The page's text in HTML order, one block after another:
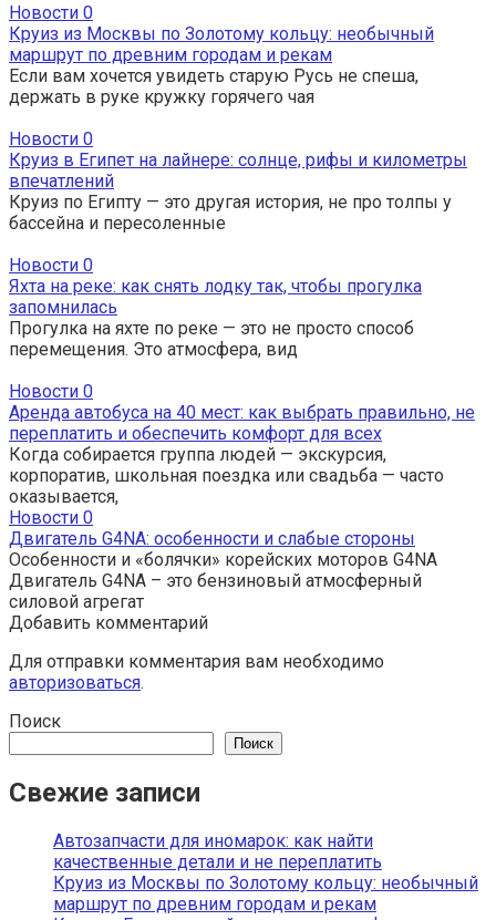
Новости 0
Круиз из Москвы по Золотому кольцу: необычный
маршрут по древним городам и рекам
Если вам хочется увидеть старую Русь не спеша,
держать в руке кружку горячего чая
Новости 0
Круиз в Египет на лайнере: солнце, рифы и километры
впечатлений
Круиз по Египту — это другая история, не про толпы у
бассейна и пересоленные
Новости 0
Яхта на реке: как снять лодку так, чтобы прогулка
запомнилась
Прогулка на яхте по реке — это не просто способ
перемещения. Это атмосфера, вид
Новости 0
Аренда автобуса на 40 мест: как выбрать правильно, не
переплатить и обеспечить комфорт для всех
Когда собирается группа людей — экскурсия,
корпоратив, школьная поездка или свадьба — часто
оказывается,
Новости 0
Двигатель G4NA: особенности и слабые стороны
Особенности и «болячки» корейских моторов G4NA
Двигатель G4NA – это бензиновый атмосферный
силовой агрегат
Добавить комментарий
Для отправки комментария вам необходимо
авторизоваться.
Поиск
Поиск
Свежие записи
Автозапчасти для иномарок: как найти
качественные детали и не переплатить
Круиз из Москвы по Золотому кольцу: необычный
маршрут по древним городам и рекам